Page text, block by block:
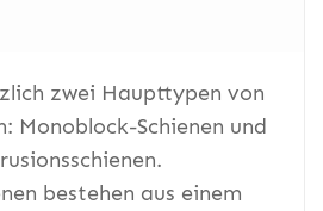
zwei Haupttypen von
Monoblock-Schienen und
bestehen aus einem